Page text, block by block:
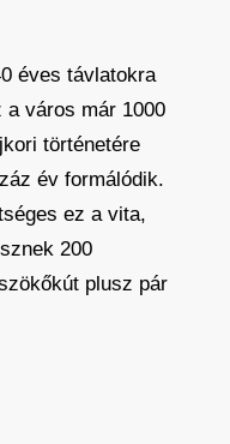
éves távlatokra
város már 1000
történetére
év formálódik.
ez a vita,
200
plusz pár